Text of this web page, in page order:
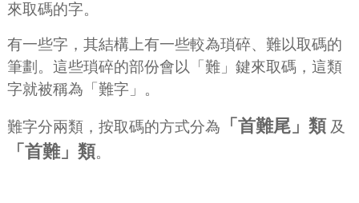
來取碼的字。
有一些字，其結構上有一些較為瑣碎、難以取碼的
筆劃。這些瑣碎的部份會以「難」鍵來取碼，這類
字就被稱為「難字」。
難字分兩類，按取碼的方式分為 「首難尾」類 及
「首難」類。